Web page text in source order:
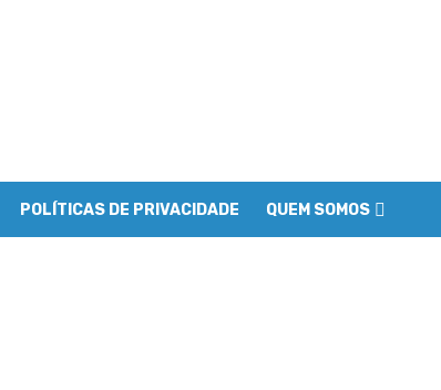
POLÍTICAS DE PRIVACIDADE QUEM SOMOS